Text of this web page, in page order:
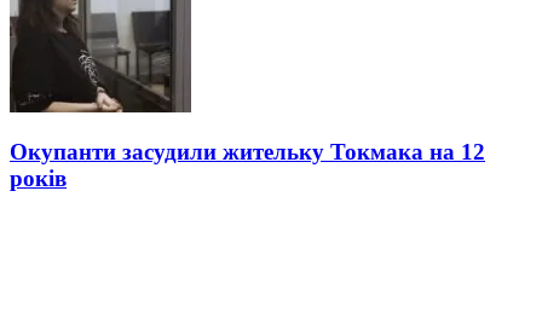
Окупанти засудили жительку Токмака на 12
років